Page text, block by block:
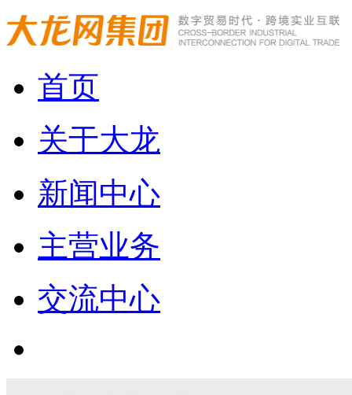
首页
关于大龙
新闻中心
主营业务
交流中心